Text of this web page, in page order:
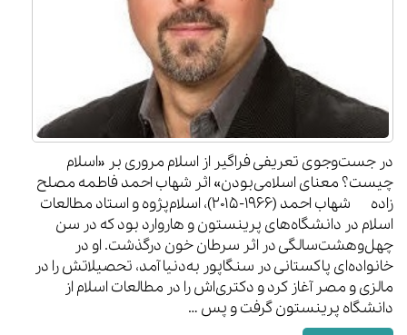
در جست‌وجوی تعریفی فراگیر از اسلام مروری بر «اسلام
چیست؟ معنای اسلامی‌بودن» اثر شهاب احمد فاطمه مصلح‌
زاده شهاب احمد (۱۹۶۶-۲۰۱۵)، اسلام‌پژوه و استاد مطالعات
اسلام در دانشگاه‌های پرینستون و هاروارد بود که در سن
چهل‌وهشت‌سالگی در اثر سرطان خون درگذشت. او در
خانواده‌ای پاکستانی در سنگاپور به‌دنیا آمد، تحصیلاتش را در
مالزی و مصر آغاز کرد و دکتری‌اش را در مطالعات اسلام از
دانشگاه پرینستون گرفت و پس …